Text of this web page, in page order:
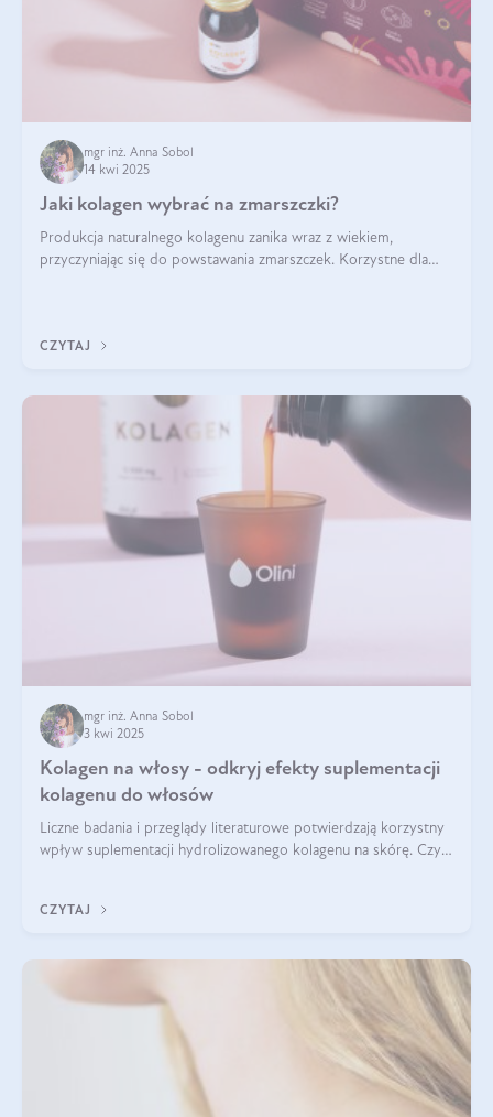
mgr inż. Anna Sobol
14 kwi 2025
Jaki kolagen wybrać na zmarszczki?
Produkcja naturalnego kolagenu zanika wraz z wiekiem,
przyczyniając się do powstawania zmarszczek. Korzystne dla
CZYTAJ
mgr inż. Anna Sobol
3 kwi 2025
Kolagen na włosy - odkryj efekty suplementacji
kolagenu do włosów
Liczne badania i przeglądy literaturowe potwierdzają korzystny
wpływ suplementacji hydrolizowanego kolagenu na skórę. Czy
CZYTAJ